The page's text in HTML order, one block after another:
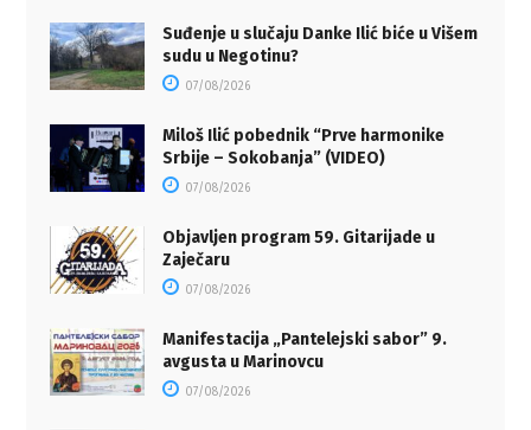
Suđenje u slučaju Danke Ilić biće u Višem
sudu u Negotinu?
07/08/2026
Miloš Ilić pobednik “Prve harmonike
Srbije – Sokobanja” (VIDEO)
07/08/2026
Objavljen program 59. Gitarijade u
Zaječaru
07/08/2026
Manifestacija „Pantelejski sabor” 9.
avgusta u Marinovcu
07/08/2026